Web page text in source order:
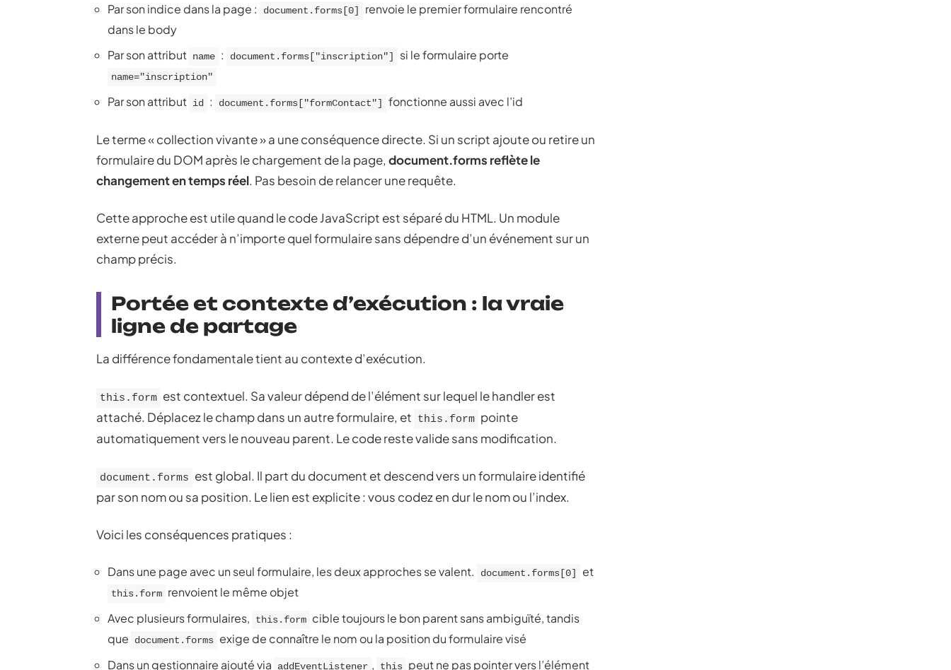
Par son indice dans la page : document.forms[0]
renvoie le premier formulaire rencontré
dans le body
Par son attribut name : document.forms["inscription"] si le formulaire porte
name="inscription"
Par son attribut id : document.forms["formContact"] fonctionne aussi avec l’id
Le terme « collection vivante » a une conséquence directe. Si un script ajoute ou retire un
formulaire du DOM après le chargement de la page, document.forms reflète le
changement en temps réel. Pas besoin de relancer une requête.
Cette approche est utile quand le code JavaScript est séparé du HTML. Un module
externe peut accéder à n’importe quel formulaire sans dépendre d’un événement sur un
champ précis.
Portée et contexte d’exécution : la vraie
ligne de partage
La différence fondamentale tient au contexte d’exécution.
this.form est contextuel. Sa valeur dépend de l’élément sur lequel le handler est
attaché. Déplacez le champ dans un autre formulaire, et this.form pointe
automatiquement vers le nouveau parent. Le code reste valide sans modification.
document.forms est global. Il part du document et descend vers un formulaire identifié
par son nom ou sa position. Le lien est explicite : vous codez en dur le nom ou l’index.
Voici les conséquences pratiques :
Dans une page avec un seul formulaire, les deux approches se valent. document.forms[0] et
this.form renvoient le même objet
Avec plusieurs formulaires,
this.form cible toujours le bon parent sans ambiguïté, tandis
que
document.forms exige de connaître le nom ou la position du formulaire visé
Dans un gestionnaire ajouté via
addEventListener , this peut ne pas pointer vers l’élément